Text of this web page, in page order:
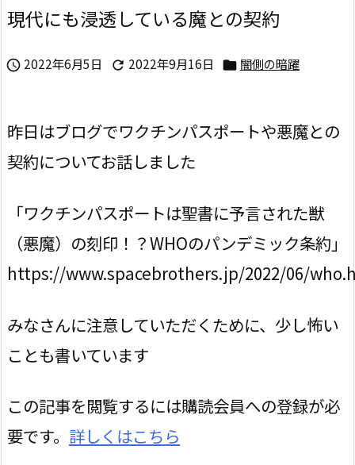
現代にも浸透している魔との契約
 2022年6月5日  2022年9月16日  闇側の暗躍
昨日はブログでワクチンパスポートや悪魔との
契約についてお話しました
「ワクチンパスポートは聖書に予言された獣
（悪魔）の刻印！？WHOのパンデミック条約」
https://www.spacebrothers.jp/2022/06/
みなさんに注意していただくために、少し怖い
ことも書いています
この記事を閲覧するには購読会員への登録が必
要です。 詳しくはこちら